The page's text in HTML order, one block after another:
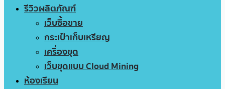
รีวิวผลิตภัณฑ์
เว็บซื้อขาย
กระเป๋าเก็บเหรียญ
เครื่องขุด
เว็บขุดแบบ Cloud Mining
ห้องเรียน